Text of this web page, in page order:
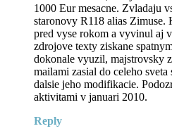
1000 Eur mesacne. Zvladaju
staronovy R118 alias
pred vyse rokom a vyvinul aj
zdrojove texty ziskane
dokonale vyuzil, majstrovsky
mailami zasial do celeho
dalsie jeho modifikacie.
aktivitami v januari 2010.
Reply